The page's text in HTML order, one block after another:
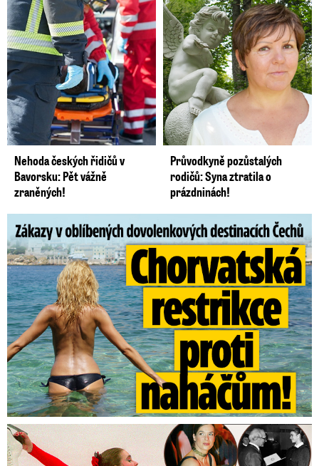
Nehoda českých řidičů v
Bavorsku: Pět vážně
zraněných!
Průvodkyně pozůstalých
rodičů: Syna ztratila o
prázdninách!
Zákazy v dovolenkových rájích: Restrikce proti naháčům!
Tajná policie špehovala krasobruslařku Wittovou: Pikantní ...